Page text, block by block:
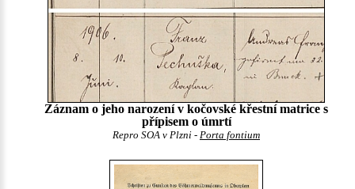
Záznam o jeho narození v kočovské křestní matrice s
přípisem o úmrtí
Repro SOA v Plzni - Porta fontium